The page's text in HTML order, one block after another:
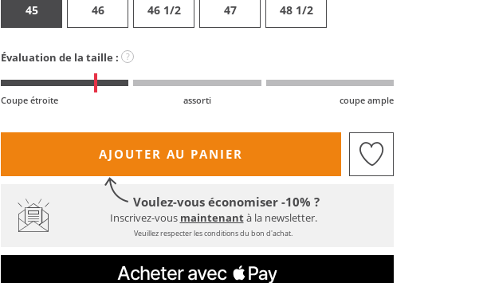
45 46 46 1/2 47 48 1/2
Évaluation de la taille : ?
Coupe étroite assorti coupe ample
AJOUTER AU PANIER
Voulez-vous économiser -10% ?
Inscrivez-vous maintenantà la newsletter.
Veuillez respecter les conditions du bon d'achat.